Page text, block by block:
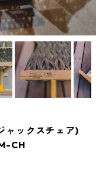
ャックスチェア)
CH